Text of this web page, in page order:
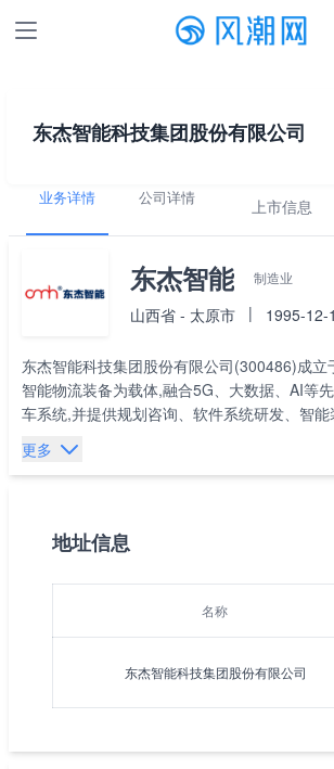
东杰智能科技集团股份有限公司
业务详情 公司详情 上市信息
东杰智能 制造业
山西省 - 太原市 | 1995-12-
东杰智能科技集团股份有限公司(300486)成
智能物流装备为载体,融合5G、大数据、AI等
车系统,并提供规划咨询、软件系统研发、智
亚、泰国、新加坡等地拥有多家全资或控股
本、马来西亚等国家。公司智能制造解决方
州、淄博等地设有研发机构,围绕“智能硬件
司实施ISO9001国际质量管理体系、
产基地:第一生产基地位于山西省综改示范
生产基地位于江苏常州市武进区,占地40亩,
更多
地址信息
名称
东杰智能科技集团股份有限公司